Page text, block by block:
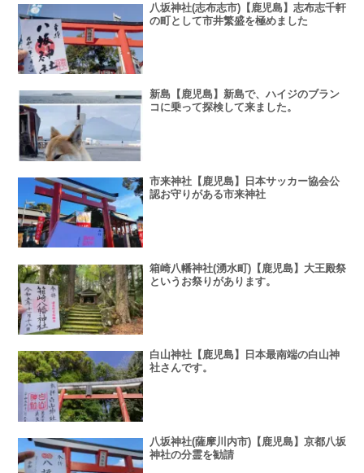
八坂神社(志布志市)【鹿児島】志布志千軒
の町として市井繁盛を極めました
新島【鹿児島】新島で、ハイジのブラン
コに乗って探検して来ました。
市来神社【鹿児島】日本サッカー協会公
認お守りがある市来神社
箱崎八幡神社(湧水町)【鹿児島】大王殿祭
というお祭りがあります。
白山神社【鹿児島】日本最南端の白山神
社さんです。
八坂神社(薩摩川内市)【鹿児島】京都八坂
神社の分霊を勧請